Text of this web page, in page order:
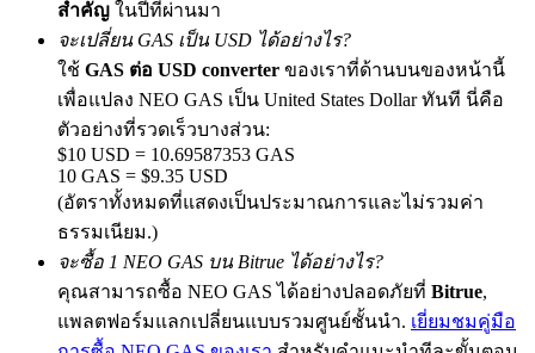
Exclusive for BitMart Users
Register & Trade to Win 500,000 USDT
Precious Metals Trading Carnival
Trade Gold & Silver · 33,333 USDT Bonus
สำคัญ ในปีที่ผ่านมา
จะเปลี่ยน GAS เป็น USD ได้อย่างไร?
ใช้ GAS ต่อ USD converter ของเราที่ด้านบนของหน้านี้
เพื่อแปลง NEO GAS เป็น United States Dollar ทันที นี่คือ
ตัวอย่างที่รวดเร็วบางส่วน:
$10 USD = 10.69587353 GAS
10 GAS = $9.35 USD
(อัตราทั้งหมดที่แสดงเป็นประมาณการและไม่รวมค่า
ธรรมเนียม.)
จะซื้อ 1 NEO GAS บน Bitrue ได้อย่างไร?
คุณสามารถซื้อ NEO GAS ได้อย่างปลอดภัยที่ Bitrue,
แพลตฟอร์มแลกเปลี่ยนแบบรวมศูนย์ชั้นนำ. เยี่ยมชมคู่มือ